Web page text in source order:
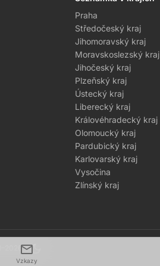
mail
Vzkazy
Praha
Středočeský kraj
Jihomoravský kraj
Moravskoslezský kraj
Jihočeský kraj
Plzeňský kraj
Ústecký kraj
Liberecký kraj
Královéhradecký kraj
Olomoucký kraj
Pardubický kraj
Karlovarský kraj
Vysočina
Zlínský kraj
dark_mode